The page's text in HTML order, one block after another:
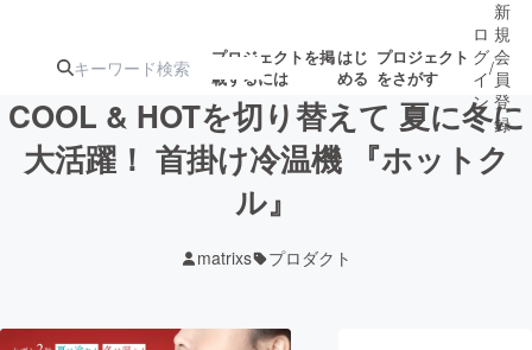
プロジェクトを掲
載するには
はじ
める
プロジェクト
をさがす
注目の新着プロ
ロ
グ
イ
ン
/
新
規
会
員
登
録
COOL & HOTを切り替えて 夏に冬に
大活躍！ 首掛け冷温機 『ホットク
ル』
matrixs プロダクト